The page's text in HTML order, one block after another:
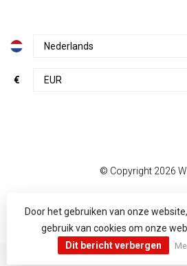
€
© Copyright 2026
Door het gebruiken van onze
gebruik van cookies om onze
Dit bericht verbergen